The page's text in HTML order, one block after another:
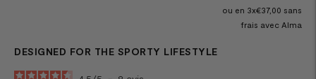
ou en 3x€37,00 sans
frais avec Alma
DESIGNED FOR THE SPORTY LIFESTYLE